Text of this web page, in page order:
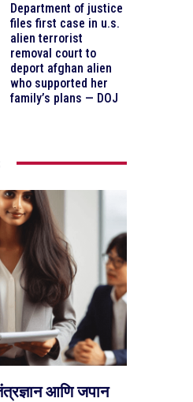
Department of justice
files first case in u.s.
alien terrorist
removal court to
deport afghan alien
who supported her
family’s plans — DOJ
आणि जपान